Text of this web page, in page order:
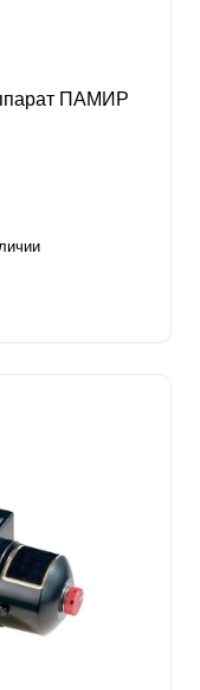
ПАМИР